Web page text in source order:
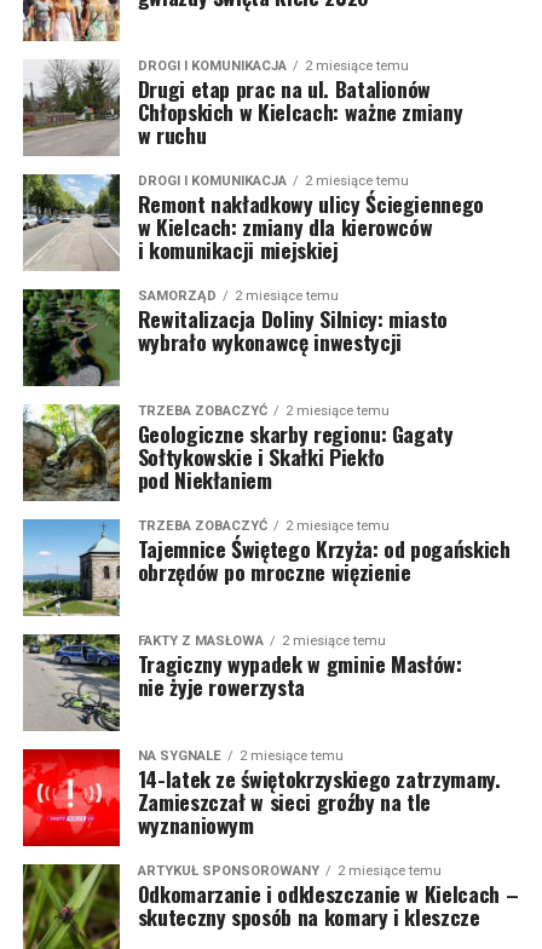
DROGI I KOMUNIKACJA 2 miesiące temu
Drugi etap prac na ul. Batalionów
Chłopskich w Kielcach: ważne zmiany
w ruchu
DROGI I KOMUNIKACJA 2 miesiące temu
Remont nakładkowy ulicy Ściegiennego
w Kielcach: zmiany dla kierowców
i komunikacji miejskiej
SAMORZĄD 2 miesiące temu
Rewitalizacja Doliny Silnicy: miasto
wybrało wykonawcę inwestycji
TRZEBA ZOBACZYĆ 2 miesiące temu
Geologiczne skarby regionu: Gagaty
Sołtykowskie i Skałki Piekło
pod Niekłaniem
TRZEBA ZOBACZYĆ 2 miesiące temu
Tajemnice Świętego Krzyża: od pogańskich
obrzędów po mroczne więzienie
FAKTY Z MASŁOWA 2 miesiące temu
Tragiczny wypadek w gminie Masłów:
nie żyje rowerzysta
NA SYGNALE 2 miesiące temu
14-latek ze świętokrzyskiego zatrzymany.
Zamieszczał w sieci groźby na tle
wyznaniowym
ARTYKUŁ SPONSOROWANY 2 miesiące temu
Odkomarzanie i odkleszczanie w Kielcach –
skuteczny sposób na komary i kleszcze